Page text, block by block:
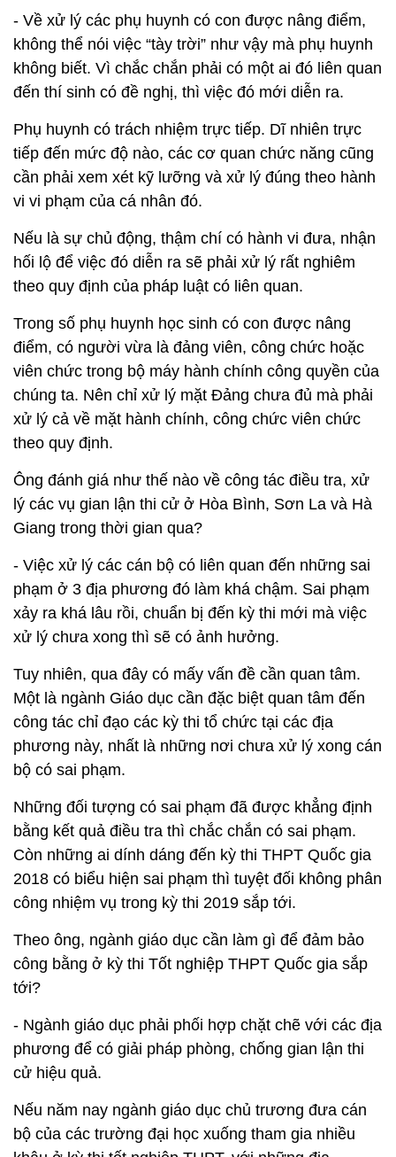
- Về xử lý các phụ huynh có con được nâng điểm,
không thể nói việc “tày trời” như vậy mà phụ huynh
không biết. Vì chắc chắn phải có một ai đó liên quan
đến thí sinh có đề nghị, thì việc đó mới diễn ra.
Phụ huynh có trách nhiệm trực tiếp. Dĩ nhiên trực
tiếp đến mức độ nào, các cơ quan chức năng cũng
cần phải xem xét kỹ lưỡng và xử lý đúng theo hành
vi vi phạm của cá nhân đó.
Nếu là sự chủ động, thậm chí có hành vi đưa, nhận
hối lộ để việc đó diễn ra sẽ phải xử lý rất nghiêm
theo quy định của pháp luật có liên quan.
Trong số phụ huynh học sinh có con được nâng
điểm, có người vừa là đảng viên, công chức hoặc
viên chức trong bộ máy hành chính công quyền của
chúng ta. Nên chỉ xử lý mặt Đảng chưa đủ mà phải
xử lý cả về mặt hành chính, công chức viên chức
theo quy định.
Ông đánh giá như thế nào về công tác điều tra, xử
lý các vụ gian lận thi cử ở Hòa Bình, Sơn La và Hà
Giang trong thời gian qua?
- Việc xử lý các cán bộ có liên quan đến những sai
phạm ở 3 địa phương đó làm khá chậm. Sai phạm
xảy ra khá lâu rồi, chuẩn bị đến kỳ thi mới mà việc
xử lý chưa xong thì sẽ có ảnh hưởng.
Tuy nhiên, qua đây có mấy vấn đề cần quan tâm.
Một là ngành Giáo dục cần đặc biệt quan tâm đến
công tác chỉ đạo các kỳ thi tổ chức tại các địa
phương này, nhất là những nơi chưa xử lý xong cán
bộ có sai phạm.
Những đối tượng có sai phạm đã được khẳng định
bằng kết quả điều tra thì chắc chắn có sai phạm.
Còn những ai dính dáng đến kỳ thi THPT Quốc gia
2018 có biểu hiện sai phạm thì tuyệt đối không phân
công nhiệm vụ trong kỳ thi 2019 sắp tới.
Theo ông, ngành giáo dục cần làm gì để đảm bảo
công bằng ở kỳ thi Tốt nghiệp THPT Quốc gia sắp
tới?
- Ngành giáo dục phải phối hợp chặt chẽ với các địa
phương để có giải pháp phòng, chống gian lận thi
cử hiệu quả.
Nếu năm nay ngành giáo dục chủ trương đưa cán
bộ của các trường đại học xuống tham gia nhiều